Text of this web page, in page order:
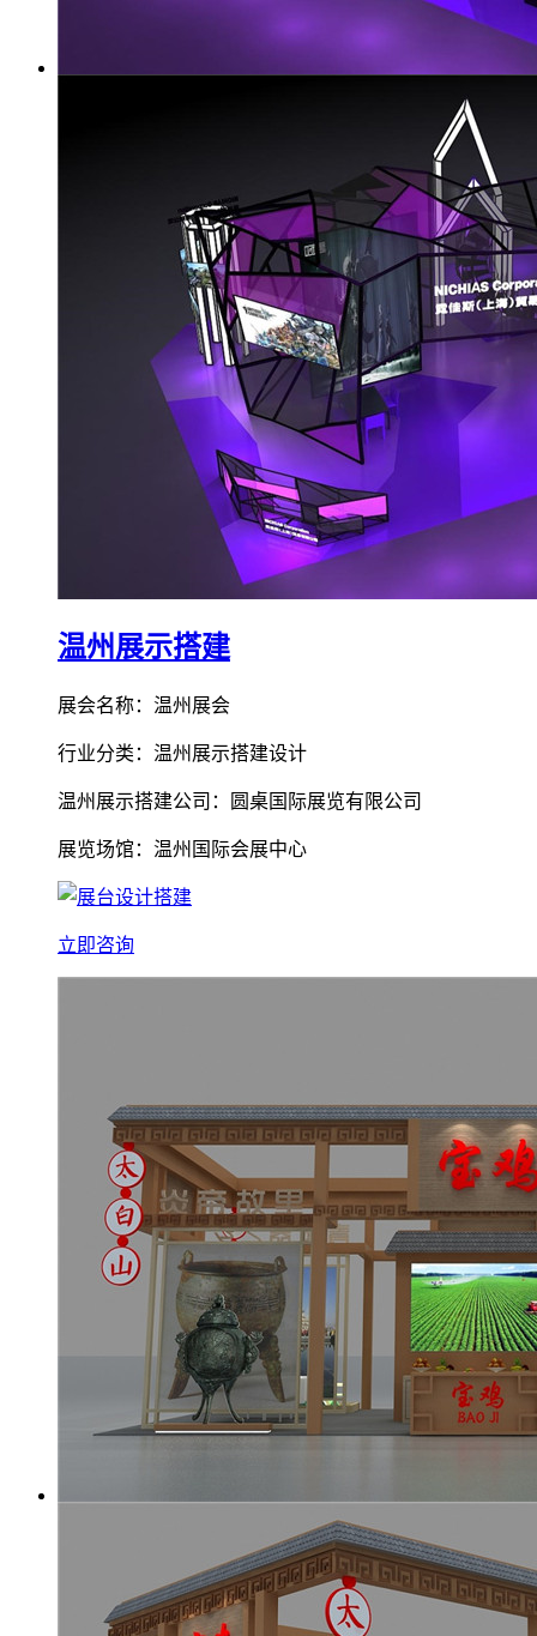
温州展示搭建
展会名称：温州展会
行业分类：温州展示搭建设计
温州展示搭建公司：圆桌国际展览有限公司
展览场馆：温州国际会展中心
立即咨询